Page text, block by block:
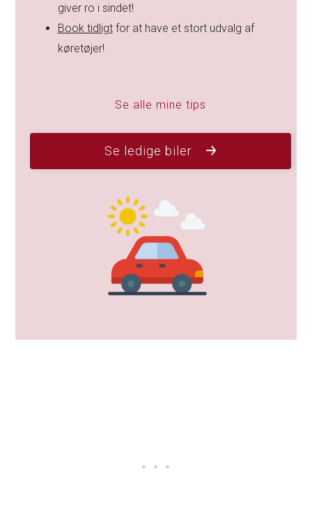
giver ro i sindet!
Book tidligtfor at have et stort udvalg af
køretøjer!
Se alle mine tips
Se ledige biler